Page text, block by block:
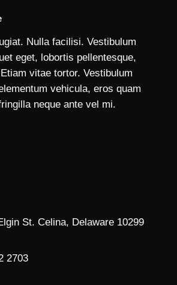
Nulla facilisi. Vestibulum
eget, lobortis pellentesque,
vitae tortor. Vestibulum
vehicula, eros quam
neque ante vel mi.
St. Celina, Delaware 10299
2703